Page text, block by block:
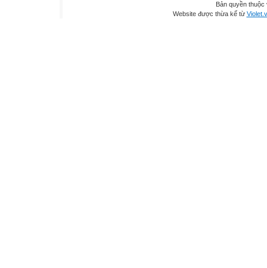
Bản quyền
Website được thừa kế từ